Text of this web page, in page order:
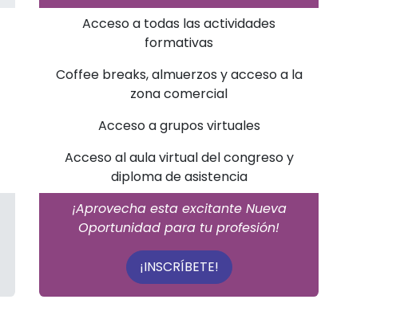
Acceso a todas las actividades
formativas
Coffee breaks, almuerzos y acceso a la
zona comercial
Acceso a grupos virtuales
Acceso al aula virtual del congreso y
diploma de asistencia
¡Aprovecha esta excitante Nueva
Oportunidad para tu profesión!
¡INSCRÍBETE!